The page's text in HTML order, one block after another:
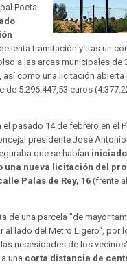
Poeta
lenta tramitación y tras un
a las arcas municipales de
así como una licitación abierta
5.296.447,53 euros
pasado 14 de febrero en el
presidente José
que se habían
una nueva licitación del
Palas de Rey, 16 (frente
de una parcela "de mayor
al lado del Metro Ligero", por
necesidades de los
una corta distancia de